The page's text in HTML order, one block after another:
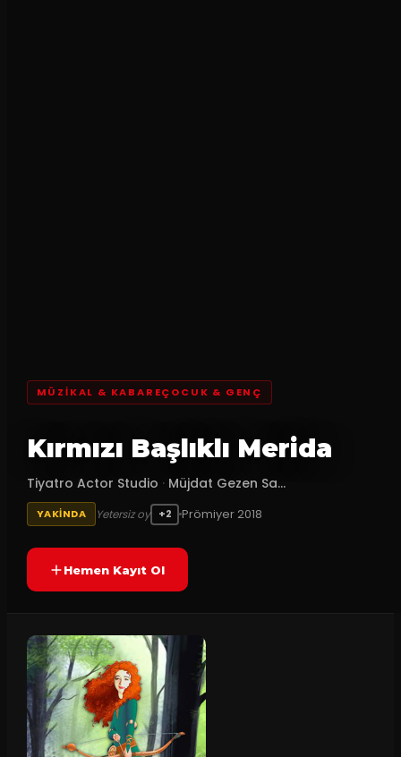
MÜZIKAL & KABAREÇOCUK & GENÇ
Kırmızı Başlıklı Merida
Tiyatro Actor Studio · Müjdat Gezen Sa...
YAKINDA Yetersiz oy +2 Prömiyer 2018
Hemen Kayıt Ol